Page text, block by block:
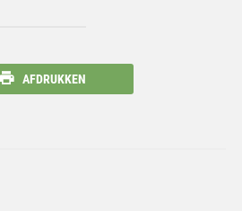
AFDRUKKEN